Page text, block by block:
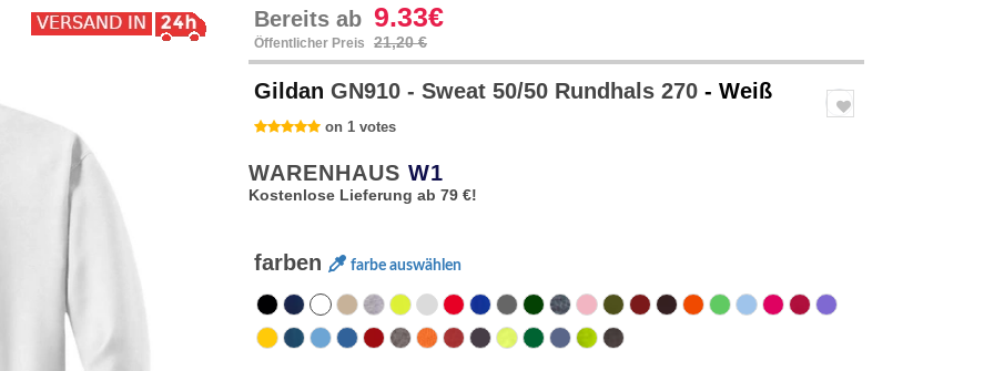
Bereits ab 9.33€
Öffentlicher Preis 21,20 €
Gildan GN910 - Sweat 50/50 Rundhals 270 - Weiß
on 1 votes
WARENHAUS W1
Kostenlose Lieferung ab 79 €!
farben farbe auswählen